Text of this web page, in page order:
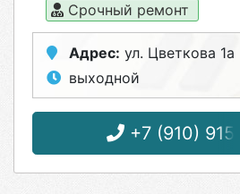
Срочный ремонт
Адрес: ул. Цветкова 1а
выходной
+7 (910)